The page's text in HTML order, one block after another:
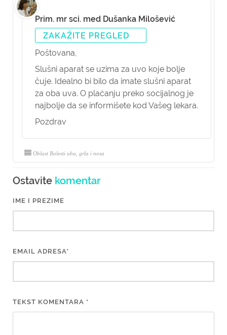
Prim. mr sci. med Dušanka Milošević
ZAKAŽITE PREGLED
Poštovana,
Slušni aparat se uzima za uvo koje bolje
čuje. Idealno bi bilo da imate slušni aparat
za oba uva. O plaćanju preko socijalnog je
najbolje da se informišete kod Vašeg lekara.
Pozdrav
Oblast Bolesti uha, grla i nosa
Ostavite komentar
IME I PREZIME
EMAIL ADRESA*
TEKST KOMENTARA *